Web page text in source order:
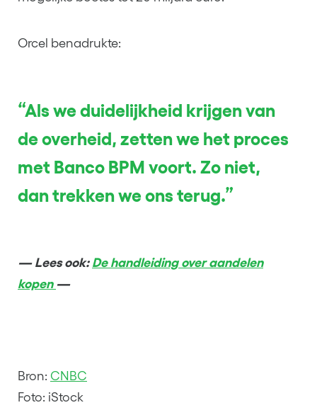
Orcel benadrukte:
“Als we duidelijkheid krijgen van
de overheid, zetten we het proces
met Banco BPM voort. Zo niet,
dan trekken we ons terug.”
— Lees ook: De handleiding over aandelen
kopen —
Bron: CNBC
Foto: iStock